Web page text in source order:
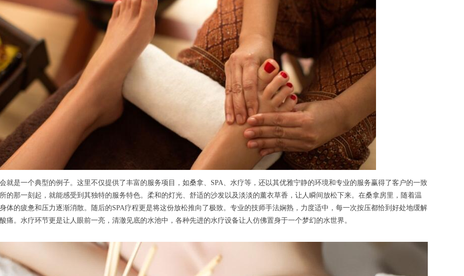
是一个典型的例子。这里不仅提供了丰富的服务项目，如桑拿、SPA、水疗等，还以其优雅宁静的环境和专业的服务赢得了客户的一致
的那一刻起，就能感受到其独特的服务特色。柔和的灯光、舒适的沙发以及淡淡的薰衣草香，让人瞬间放松下来。在桑拿房里，随着温
体的疲惫和压力逐渐消散。随后的SPA疗程更是将这份放松推向了极致。专业的技师手法娴熟，力度适中，每一次按压都恰到好处地缓解
痛。水疗环节更是让人眼前一亮，清澈见底的水池中，各种先进的水疗设备让人仿佛置身于一个梦幻的水世界。